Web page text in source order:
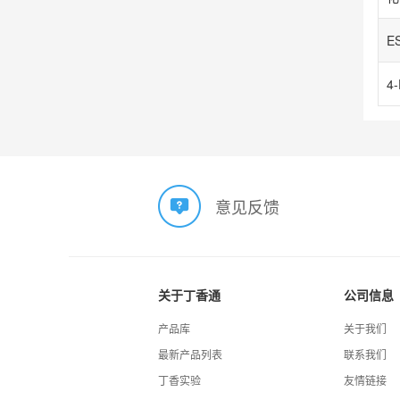
意见反馈
关于丁香通
产品库
最新产品列表
丁香实验
公司信息
关于我们
联系我们
友情链接